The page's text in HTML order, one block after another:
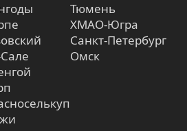
Тюмень
ХМАО-Югра
Санкт-Петербург
Омск